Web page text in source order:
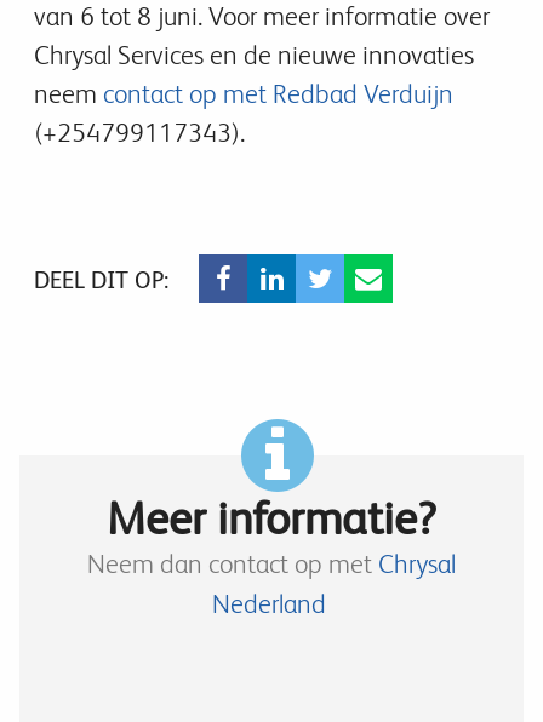
van 6 tot 8 juni. Voor meer informatie over
Chrysal Services en de nieuwe innovaties
neem contact op met Redbad Verduijn
(+254799117343).
DEEL DIT OP:
Meer informatie?
Neem dan contact op met Chrysal
Nederland